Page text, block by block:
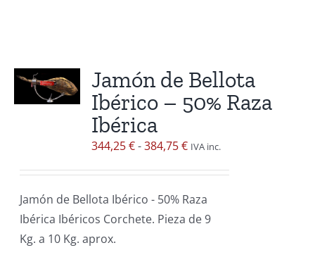
Jamón de Bellota
Ibérico – 50% Raza
Ibérica
344,25€-384,75€Rango
desde
344,25 €
IVA inc.
Jamón de Bellota Ibérico - 50% Raza
Ibérica Ibéricos Corchete. Pieza de 9
Kg. a 10 Kg. aprox.